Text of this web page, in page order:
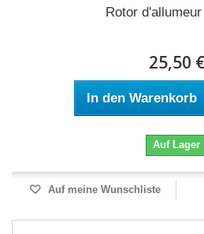
Rotor
25,50 €
In den Warenkorb
Auf Lager
Auf meine Wunschliste